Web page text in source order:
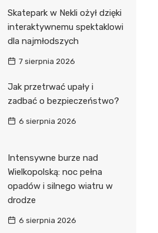
Skatepark w Nekli ożył dzięki
interaktywnemu spektaklowi
dla najmłodszych
7 sierpnia 2026
Jak przetrwać upały i
zadbać o bezpieczeństwo?
6 sierpnia 2026
Intensywne burze nad
Wielkopolską: noc pełna
opadów i silnego wiatru w
drodze
6 sierpnia 2026